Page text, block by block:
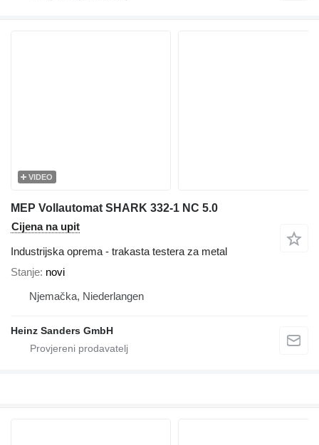
VIDEO
MEP Vollautomat SHARK 332-1 NC 5.0
Cijena na upit
Industrijska oprema - trakasta testera za metal
Stanje novi
Njemačka, Niederlangen
Heinz Sanders GmbH